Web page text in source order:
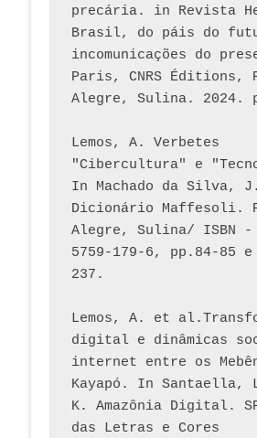
precária. in Revista
Brasil, do páis do
incomunicações do
Paris, CNRS Éditions,
Lemos, A. Verbetes
"Cibercultura" e
In Machado da Silva,
Dicionário Maffesoli.
Alegre, Sulina/ ISBN -
5759-179-6, pp.84-85
237.
Lemos, A. et
digital e dinâmicas
internet entre os
Kayapó. In Santaella,
K. Amazônia Digital.
das Letras e Cores